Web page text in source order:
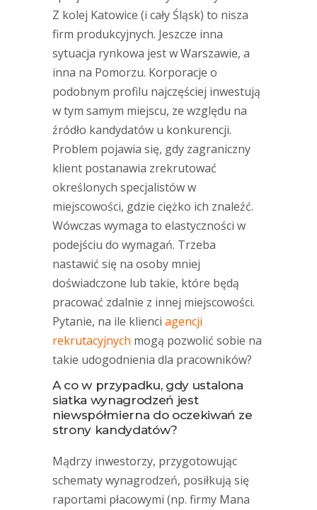
Z kolej Katowice (i cały Śląsk) to nisza
firm produkcyjnych. Jeszcze inna
sytuacja rynkowa jest w Warszawie, a
inna na Pomorzu. Korporacje o
podobnym profilu najczęściej inwestują
w tym samym miejscu, ze względu na
źródło kandydatów u konkurencji.
Problem pojawia się, gdy zagraniczny
klient postanawia zrekrutować
określonych specjalistów w
miejscowości, gdzie ciężko ich znaleźć.
Wówczas wymaga to elastyczności w
podejściu do wymagań. Trzeba
nastawić się na osoby mniej
doświadczone lub takie, które będą
pracować zdalnie z innej miejscowości.
Pytanie, na ile klienci agencji
rekrutacyjnych mogą pozwolić sobie na
takie udogodnienia dla pracowników?
A co w przypadku, gdy ustalona
siatka wynagrodzeń jest
niewspółmierna do oczekiwań ze
strony kandydatów?
Mądrzy inwestorzy, przygotowując
schematy wynagrodzeń, posiłkują się
raportami płacowymi (np. firmy Mana